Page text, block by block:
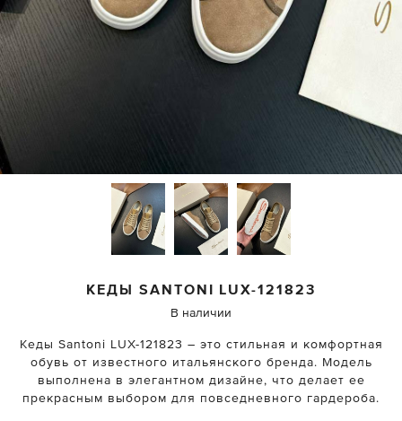
КЕДЫ SANTONI LUX-121823
В наличии
Кеды Santoni LUX-121823 – это стильная и комфортная
обувь от известного итальянского бренда. Модель
выполнена в элегантном дизайне, что делает ее
прекрасным выбором для повседневного гардероба.